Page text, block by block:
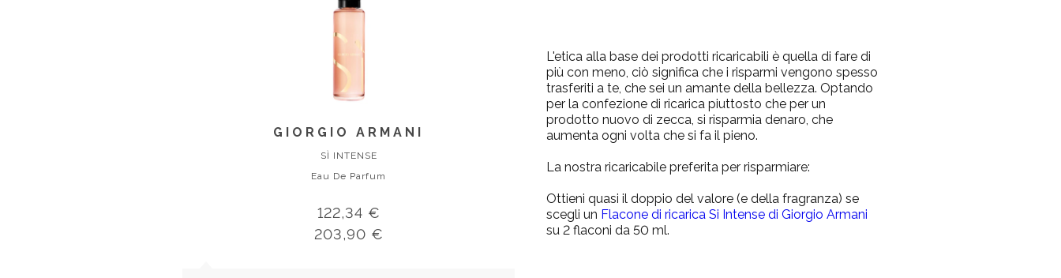
GIORGIO ARMANI
SÌ INTENSE
Eau De Parfum
122,34 €
203,90 €
L'etica alla base dei prodotti ricaricabili è quella di fare di
più con meno, ciò significa che i risparmi vengono spesso
trasferiti a te, che sei un amante della bellezza. Optando
per la confezione di ricarica piuttosto che per un
prodotto nuovo di zecca, si risparmia denaro, che
aumenta ogni volta che si fa il pieno.
La nostra ricaricabile preferita per risparmiare:
Ottieni quasi il doppio del valore (e della fragranza) se
scegli un Flacone di ricarica Si Intense di Giorgio Armani
su 2 flaconi da 50 ml.